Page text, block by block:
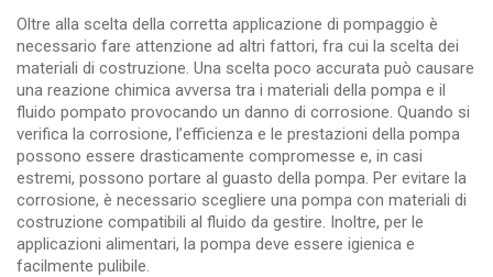
Oltre alla scelta della corretta applicazione di pompaggio è
necessario fare attenzione ad altri fattori, fra cui la scelta dei
materiali di costruzione. Una scelta poco accurata può causare
una reazione chimica avversa tra i materiali della pompa e il
fluido pompato provocando un danno di corrosione. Quando si
verifica la corrosione, l’efficienza e le prestazioni della pompa
possono essere drasticamente compromesse e, in casi
estremi, possono portare al guasto della pompa. Per evitare la
corrosione, è necessario scegliere una pompa con materiali di
costruzione compatibili al fluido da gestire. Inoltre, per le
applicazioni alimentari, la pompa deve essere igienica e
facilmente pulibile.